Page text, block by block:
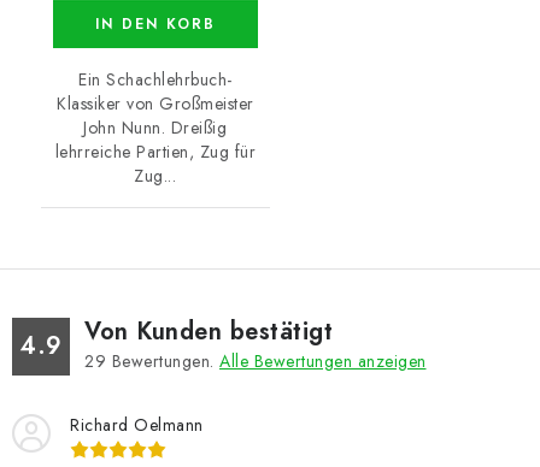
IN DEN KORB
Ein Schachlehrbuch-
Klassiker von Großmeister
John Nunn. Dreißig
lehrreiche Partien, Zug für
Zug...
4.9 Von Kunden bestätigt
29 Bewertungen. Alle Bewertungen anzeigen
Richard Oelmann